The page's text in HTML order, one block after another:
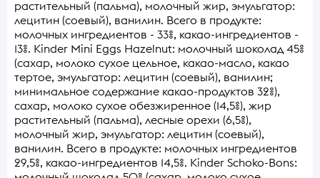
растительный (пальма), молочный жир, эмульгатор:
лецитин (соевый), ванилин. Всего в продукте:
молочных ингредиентов - 33%, какао-ингредиентов -
13%. Kinder Mini Eggs Hazelnut: молочный шоколад 45%
(сахар, молоко сухое цельное, какао-масло, какао
тертое, эмульгатор: лецитин (соевый), ванилин;
минимальное содержание какао-продуктов 32%),
сахар, молоко сухое обезжиренное (14,5%), жир
растительный (пальма), лесные орехи (6,5%),
молочный жир, эмульгатор: лецитин (соевый),
ванилин. Всего в продукте: молочных ингредиентов
29,5%, какао-ингредиентов 14,5%. Kinder Schoko-Bons: